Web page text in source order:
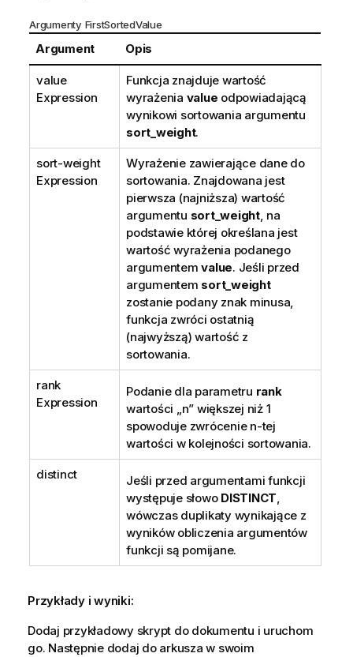
Argumenty FirstSortedValue
Argument Opis
value
Expression
Funkcja znajduje wartość
wyrażenia value odpowiadającą
wynikowi sortowania argumentu
sort_weight.
sort-weight
Expression
Wyrażenie zawierające dane do
sortowania. Znajdowana jest
pierwsza (najniższa) wartość
argumentu sort_weight, na
podstawie której określana jest
wartość wyrażenia podanego
argumentemvalue. Jeśli przed
argumentem sort_weight
zostanie podany znak minusa,
funkcja zwróci ostatnią
(najwyższą) wartość z
sortowania.
rank
Expression
Podanie dla parametru rank
wartości „n” większej niż 1
spowoduje zwrócenie n-tej
wartości w kolejności sortowania.
distinct
Jeśli przed argumentami funkcji
występuje słowo DISTINCT,
wówczas duplikaty wynikające z
wyników obliczenia argumentów
funkcji są pomijane.
Przykłady i wyniki:
Dodaj przykładowy skrypt do dokumentu i uruchom
go. Następnie dodaj do arkusza w swoim